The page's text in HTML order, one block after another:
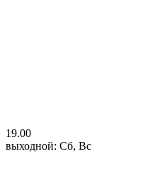
19.00
выходной: Сб, Вс